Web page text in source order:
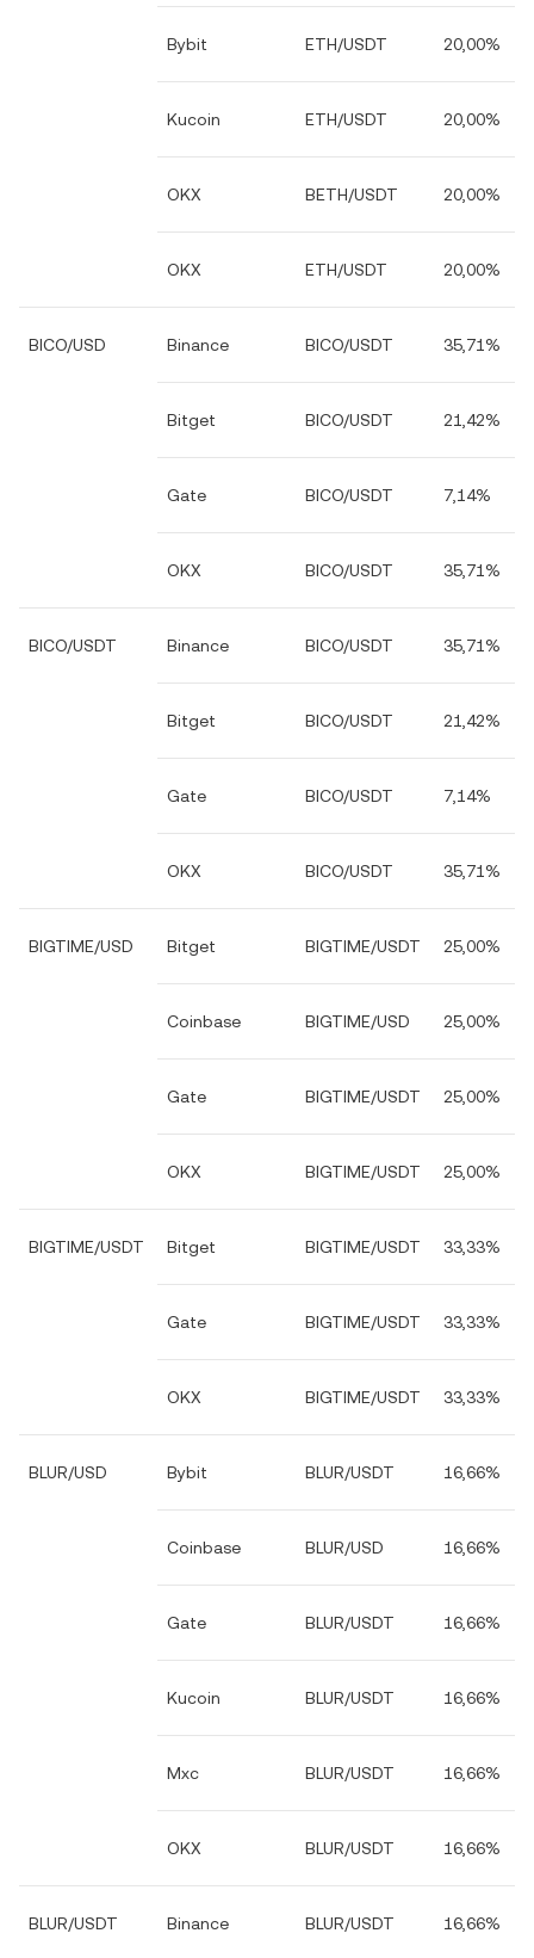
Bybit ETH/USDT 20,00%
Kucoin ETH/USDT 20,00%
OKX BETH/USDT 20,00%
OKX ETH/USDT 20,00%
BICO/USD Binance BICO/USDT 35,71%
Bitget BICO/USDT 21,42%
Gate BICO/USDT 7,14%
OKX BICO/USDT 35,71%
BICO/USDT Binance BICO/USDT 35,71%
Bitget BICO/USDT 21,42%
Gate BICO/USDT 7,14%
OKX BICO/USDT 35,71%
BIGTIME/USD Bitget BIGTIME/USDT 25,00%
Coinbase BIGTIME/USD 25,00%
Gate BIGTIME/USDT 25,00%
OKX BIGTIME/USDT 25,00%
BIGTIME/USDT Bitget BIGTIME/USDT 33,33%
Gate BIGTIME/USDT 33,33%
OKX BIGTIME/USDT 33,33%
BLUR/USD Bybit BLUR/USDT 16,66%
Coinbase BLUR/USD 16,66%
Gate BLUR/USDT 16,66%
Kucoin BLUR/USDT 16,66%
Mxc BLUR/USDT 16,66%
OKX BLUR/USDT 16,66%
BLUR/USDT Binance BLUR/USDT 16,66%